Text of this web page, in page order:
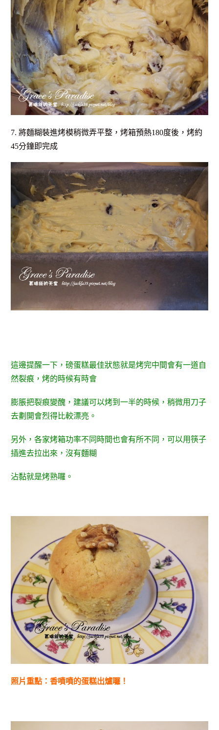
7. 將麵糊裝進烤模稍微弄平整，烤箱預熱180度後，烤約
45分鐘即完成
這邊提醒一下，磅蛋糕最佳狀態就是烤完中間會有一道自
然裂痕，烤的時候有時會
膨脹把裂痕變醜，建議可以烤到一半的時候，稍微用刀子
去劃開會烈得比較漂亮。
另外，各家烤箱功率不同時間也會有所不同，可以用筷子
插進去拉出來，沒有麵糊
沾黏就是烤熟囉。
照片重點：香噴噴的蛋糕出爐囉！